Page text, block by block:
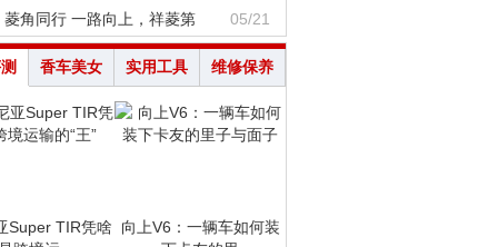
菱角同行 一路向上，祥菱第 05/21
香车美女 实用工具 维修保养
Super TIR凭啥
向上V6：一辆车如何装